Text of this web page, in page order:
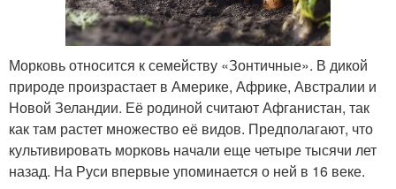
Морковь относится к семейству «Зонтичные». В дикой
природе произрастает в Америке, Африке, Австралии и
Новой Зеландии. Её родиной считают Афганистан, так
как там растет множество её видов. Предполагают, что
культивировать морковь начали еще четыре тысячи лет
назад. На Руси впервые упоминается о ней в 16 веке.